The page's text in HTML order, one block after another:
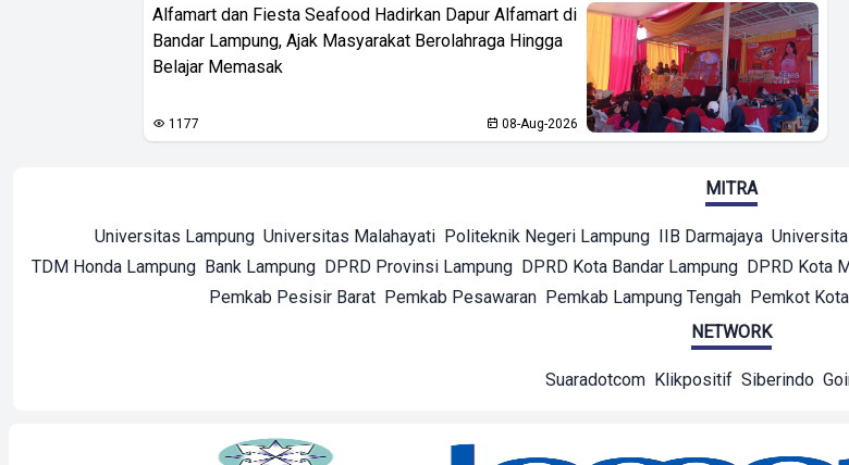
Alfamart dan Fiesta Seafood Hadirkan Dapur Alfamart di
Bandar Lampung, Ajak Masyarakat Berolahraga Hingga
Belajar Memasak
1177 08-Aug-2026
MITRA
Universitas Lampung Universitas Malahayati Politeknik Negeri Lampung IIB Darmajaya
TDM Honda Lampung Bank Lampung DPRD Provinsi Lampung DPRD Kota Bandar Lampung DPRD Kota
Pemkab Pesisir Barat Pemkab Pesawaran Pemkab Lampung Tengah Pemkot
NETWORK
Suaradotcom Klikpositif Siberindo